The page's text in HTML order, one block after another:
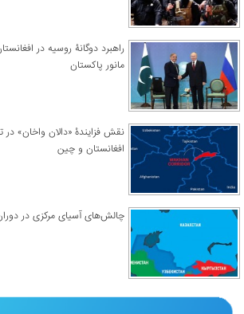
راهبرد دوگانۀ روسیه در
مانور پاکستان
نقش فزایندۀ «دالان واخان» در
افغانستان و چین
چالش‌های آسیای مرکزی در